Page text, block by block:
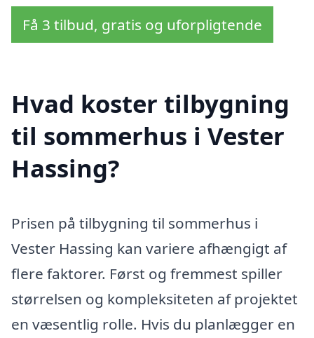
Få 3 tilbud, gratis og uforpligtende
Hvad koster tilbygning
til sommerhus i Vester
Hassing?
Prisen på tilbygning til sommerhus i
Vester Hassing kan variere afhængigt af
flere faktorer. Først og fremmest spiller
størrelsen og kompleksiteten af projektet
en væsentlig rolle. Hvis du planlægger en